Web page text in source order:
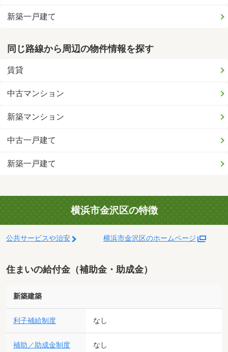
新築一戸建て
同じ路線から周辺の物件情報を探す
賃貸
中古マンション
新築マンション
中古一戸建て
新築一戸建て
横浜市金沢区の特徴
公共サービスや治安 横浜市金沢区のホームページ
住まいの給付金（補助金・助成金）
新築建築
利子補給制度 なし
補助／助成金制度 なし